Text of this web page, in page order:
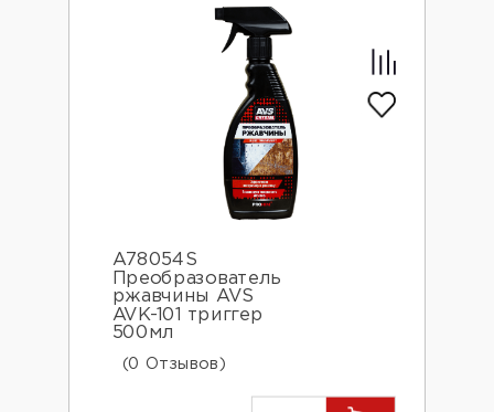
A78054S
Преобразователь
ржавчины AVS
AVK-101 триггер
500мл
(0 Отзывов)